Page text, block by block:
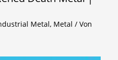
Metal, Metal / Von